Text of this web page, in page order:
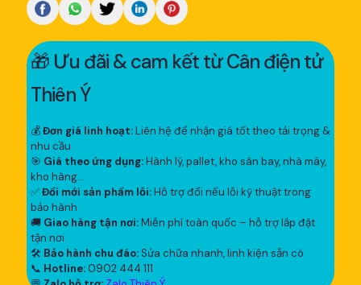
🎁 Ưu đãi & cam kết từ Cân điện tử
Thiên Ý
💰Đơn giá linh hoạt:Liên hệ để nhận giá tốt theo tải trọng &
nhu cầu
🎯 Giá theo ứng dụng:Hành lý, pallet, kho sân bay, nhà máy,
kho hàng...
✅Đổi mới sản phẩm lỗi:Hỗ trợ đổi nếu lỗi kỹ thuật trong
bảo hành
🚚 Giao hàng tận nơi:Miễn phí toàn quốc – hỗ trợ lắp đặt
tận nơi
🛠 Bảo hành chu đáo: Sửa chữa nhanh, linh kiện sẵn có
📞 Hotline: 0902 444 111